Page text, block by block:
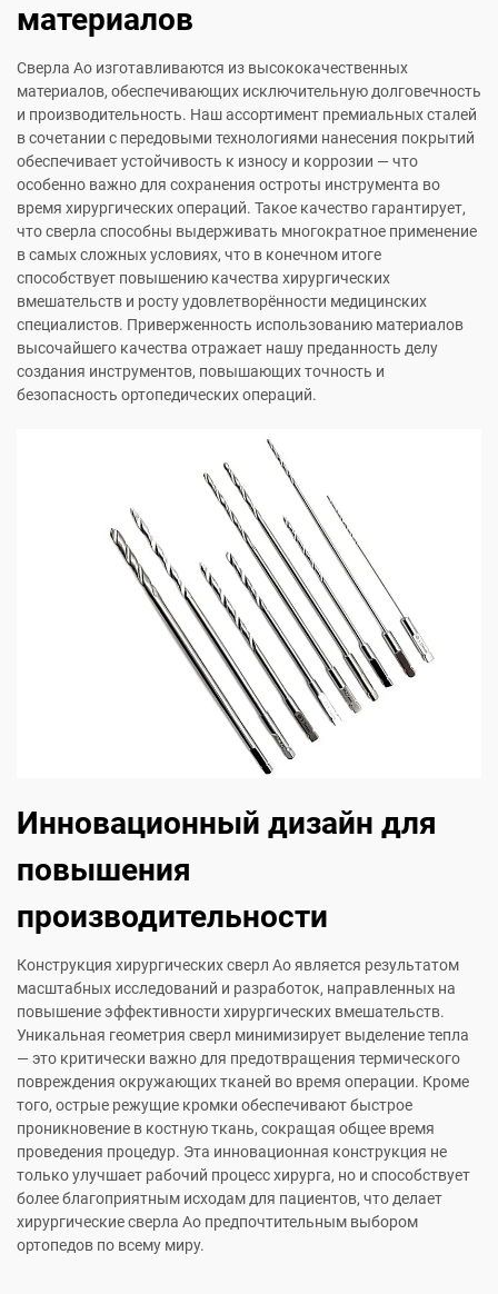
материалов
Сверла Ao изготавливаются из высококачественных
материалов, обеспечивающих исключительную долговечность
и производительность. Наш ассортимент премиальных сталей
в сочетании с передовыми технологиями нанесения покрытий
обеспечивает устойчивость к износу и коррозии — что
особенно важно для сохранения остроты инструмента во
время хирургических операций. Такое качество гарантирует,
что сверла способны выдерживать многократное применение
в самых сложных условиях, что в конечном итоге
способствует повышению качества хирургических
вмешательств и росту удовлетворённости медицинских
специалистов. Приверженность использованию материалов
высочайшего качества отражает нашу преданность делу
создания инструментов, повышающих точность и
безопасность ортопедических операций.
Инновационный дизайн для
повышения
производительности
Конструкция хирургических сверл Ao является результатом
масштабных исследований и разработок, направленных на
повышение эффективности хирургических вмешательств.
Уникальная геометрия сверл минимизирует выделение тепла
— это критически важно для предотвращения термического
повреждения окружающих тканей во время операции. Кроме
того, острые режущие кромки обеспечивают быстрое
проникновение в костную ткань, сокращая общее время
проведения процедур. Эта инновационная конструкция не
только улучшает рабочий процесс хирурга, но и способствует
более благоприятным исходам для пациентов, что делает
хирургические сверла Ao предпочтительным выбором
ортопедов по всему миру.